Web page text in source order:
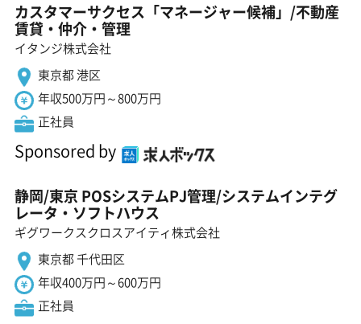
カスタマーサクセス「マネージャー候補」/不動産
賃貸・仲介・管理
イタンジ株式会社
東京都 港区
年収500万円～800万円
正社員
Sponsored by
静岡/東京 POSシステムPJ管理/システムインテグ
レータ・ソフトハウス
ギグワークスクロスアイティ株式会社
東京都 千代田区
年収400万円～600万円
正社員